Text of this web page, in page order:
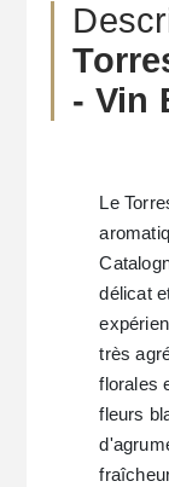
- Vin
Le
délicat
très
florales
fleurs